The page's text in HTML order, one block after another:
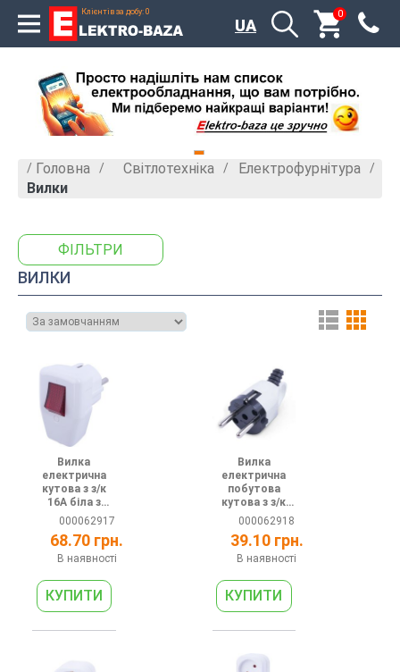
Клієнтів за добу: 0 0
UA
Головна » Світлотехніка » Електрофурнітура »
Вилки
x
ФІЛЬТРИ
ВИЛКИ
Вилка
електрична
кутова з з/к
16А біла з
вимикачем
000062917
68.70 грн.
В наявності
Вилка
електрична
побутова
кутова з з/к
16А біла з
ручкою
000062918
39.10 грн.
В наявності